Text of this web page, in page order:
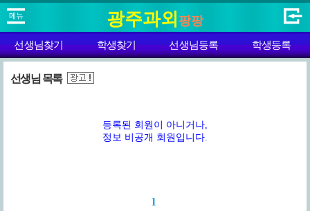
광주과외 팡팡
선생님찾기 학생찾기 선생님등록 학생등록
선생님 목록
등록된 회원이 아니거나,
정보 비공개 회원입니다.
1